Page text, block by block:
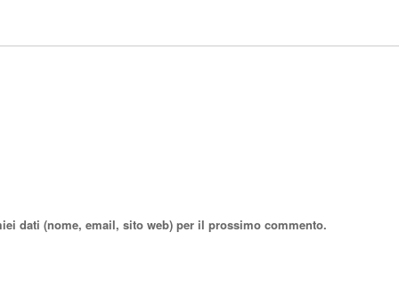
dati (nome, email, sito web) per il prossimo commento.